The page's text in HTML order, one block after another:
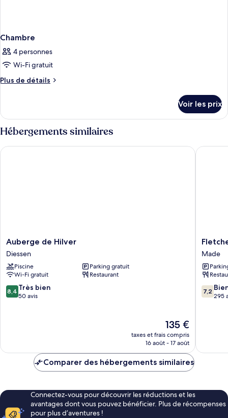
Chambre
4 personnes
Wi-Fi gratuit
Plus de détails
Plus
le
type
de
chambre
Chambre
Voir les prix
Hébergements similaires
Auberge
de
Hilver
Diessen
Auberge de Hilver
Diessen
Piscine
Parking gratuit
Wi-Fi gratuit
Restaurant
8.4
sur
8,4 Très bien
50 avis
Le
nouveau
prix
de
135 €
taxes et frais compris
16 août - 17 août
Auberge de Hilver
Fletcher
Hotel-
De
Made
Made
7.2
sur
7,2
295
Comparer des hébergements similaires
Connectez-vous pour découvrir les réductions et les
avantages dont vous pouvez bénéficier. Plus de récompenses
pour plus d’aventures !